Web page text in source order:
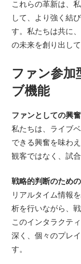
これらの革新は、
して、より強く結
す。私たちは共に
の未来を創り出して
ファン参加
ブ機能
ファンとしての興奮
私たちは、ライブ
できる興奮を味わ
観客ではなく、試
戦略的判断のため
リアルタイム情報
析を行いながら、
このインタラクテ
深く、個々のプレ
す。